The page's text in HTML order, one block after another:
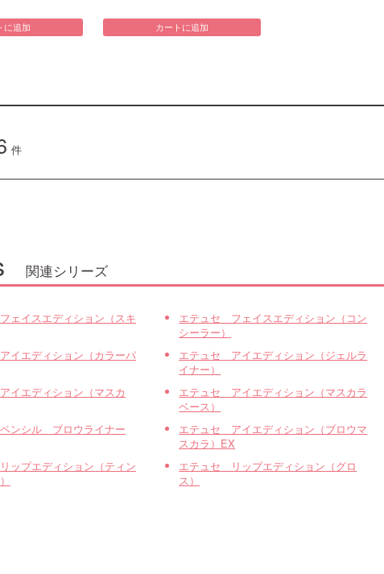
に追加 カートに追加
件
関連シリーズ
ェイスエディション（スキ
エテュセ フェイスエディション（コン
シーラー）
イエディション（カラーパ
エテュセ アイエディション（ジェルラ
イナー）
イエディション（マスカ
エテュセ アイエディション（マスカラ
ベース）
ンシル ブロウライナー
エテュセ アイエディション（ブロウマ
スカラ）EX
ップエディション（ティン
エテュセ リップエディション（グロ
ス）